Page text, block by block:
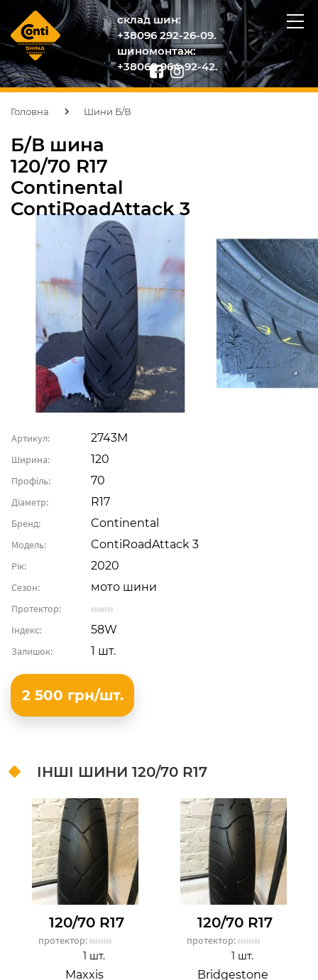
склад шин:
+38096 292-26-09.
шиномонтаж:
+38068 964-92-42.
Головна Шини Б/В
Б/В шина
120/70 R17
Continental
ContiRoadAttack 3
Артикул: 2743М
Ширина: 120
Профіль: 70
Діаметр: R17
Бренд: Continental
Модель: ContiRoadAttack 3
Рік: 2020
Сезон: мото шини
Протектор:
Індекс:
58W
Залишок: 1 шт.
2 500 грн/шт.
ІНШІ ШИНИ 120/70 R17
120/70 R17
протектор:
Maxxis
1 шт.
120/70 R17
протектор:
Bridgestone
1 шт.